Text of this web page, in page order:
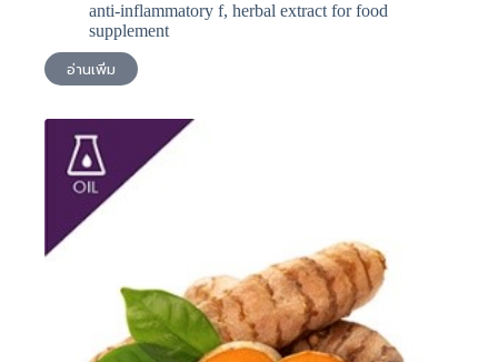
anti-inflammatory f, herbal extract for food
supplement
อ่านเพิ่ม